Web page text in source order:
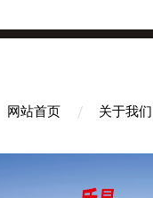
网站首页 关于我们